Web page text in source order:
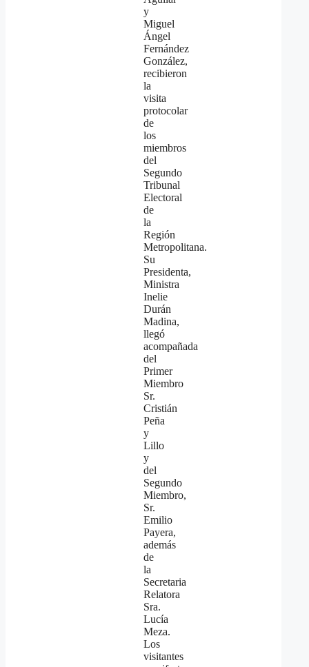
y
Miguel
Ángel
Fernández
González,
recibieron
la
visita
protocolar
de
los
miembros
del
Segundo
Tribunal
Electoral
de
la
Región
Metropolitana.
Su
Presidenta,
Ministra
Inelie
Durán
Madina,
llegó
acompañada
del
Primer
Miembro
Sr.
Cristián
Peña
y
Lillo
y
del
Segundo
Miembro,
Sr.
Emilio
Payera,
además
de
la
Secretaria
Relatora
Sra.
Lucía
Meza.
Los
visitantes